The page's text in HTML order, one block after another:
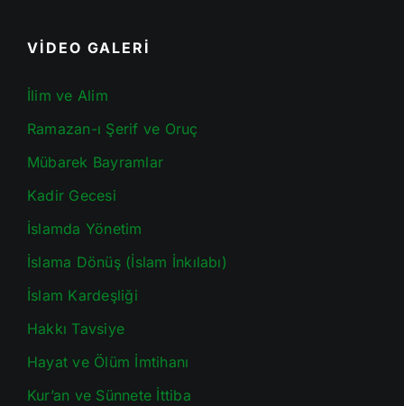
VİDEO GALERİ
İlim ve Alim
Ramazan-ı Şerif ve Oruç
Mübarek Bayramlar
Kadir Gecesi
İslamda Yönetim
İslama Dönüş (İslam İnkılabı)
İslam Kardeşliği
Hakkı Tavsiye
Hayat ve Ölüm İmtihanı
Kur’an ve Sünnete İttiba